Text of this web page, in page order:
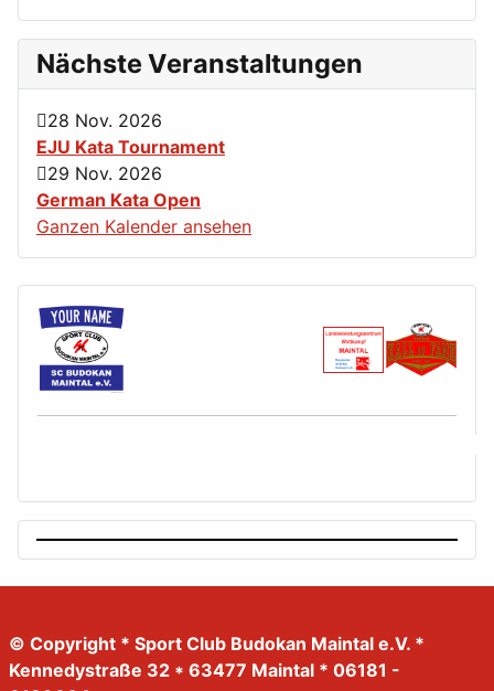
Nächste Veranstaltungen
28 Nov. 2026
EJU Kata Tournament
29 Nov. 2026
German Kata Open
Ganzen Kalender ansehen
© Copyright * Sport Club Budokan Maintal e.V. *
Kennedystraße 32 * 63477 Maintal * 06181 -